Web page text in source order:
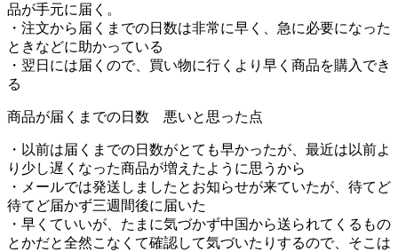
品が手元に届く。
・注文から届くまでの日数は非常に早く、急に必要になった
ときなどに助かっている
・翌日には届くので、買い物に行くより早く商品を購入でき
る
商品が届くまでの日数 悪いと思った点
・以前は届くまでの日数がとても早かったが、最近は以前よ
り少し遅くなった商品が増えたように思うから
・メールでは発送しましたとお知らせが来ていたが、待てど
待てど届かず三週間後に届いた
・早くていいが、たまに気づかず中国から送られてくるもの
とかだと全然こなくて確認して気づいたりするので、そこは